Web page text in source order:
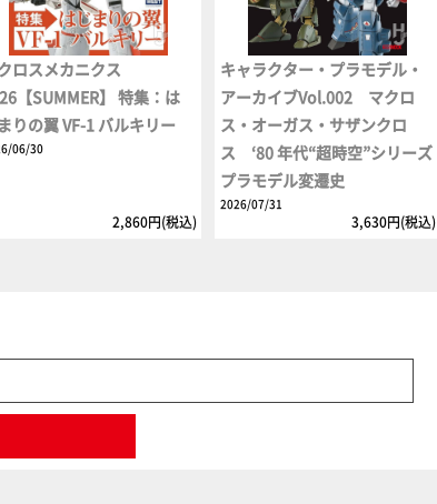
ロスメカニクス
【SUMMER】 特集：は
りの翼 VF-1 バルキリー
06/30
2,860円(税込)
キャラクター・プラモデル・
アーカイブVol.002 マクロ
ス・オーガス・サザンクロ
ス ‘80 年代“超時空”シリーズ
プラモデル変遷史
2026/07/31
3,630円(税込)